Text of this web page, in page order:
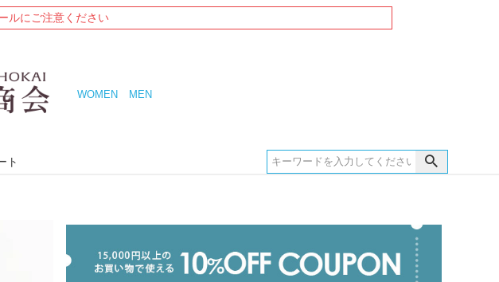
ルにご注意ください
WOMEN MEN
ト